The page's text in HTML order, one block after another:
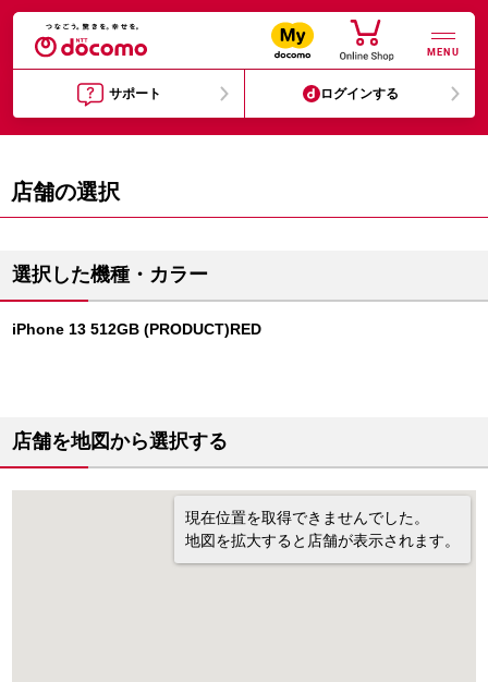
MENU
サポート ログインする
店舗の選択
選択した機種・カラー
iPhone 13 512GB (PRODUCT)RED
店舗を地図から選択する
現在位置を取得できませんでした。
地図を拡大すると店舗が表示されます。